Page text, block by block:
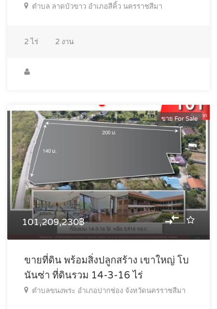
ตำบล ลาดบัวขาว อำเภอสีคิ้ว นครราชสีมา
2ไร่ 2 งาน
ขาย For Sale
101,209,230฿
ขายที่ดิน พร้อมสิ่งปลูกสร้าง เขาใหญ่ โบ
นันซ่า ที่ดินรวม 14-3-16 ไร่
ตำบลขนงพระ อำเภอปากช่อง จังหวัดนครราชสีมา